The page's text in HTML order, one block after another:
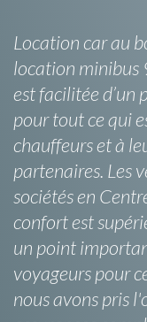
Location car au
location minibus
est facilitée d’un
pour tout ce qui
chauffeurs et à
partenaires. Les
sociétés en
confort est
un point
voyageurs pour
nous avons pris